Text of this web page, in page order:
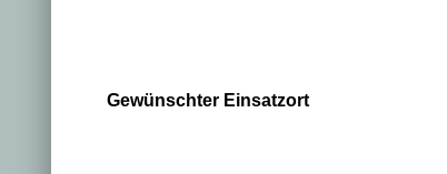
Gewünschter Einsatzort